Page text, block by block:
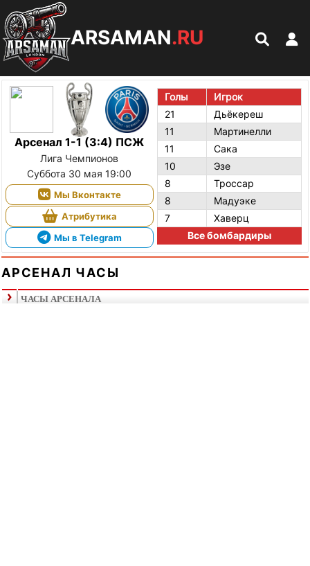
ARSAMAN.RU
Арсенал 1-1 (3:4) ПСЖ
Лига Чемпионов
Суббота 30 мая 19:00
Мы Вконтакте
Атрибутика
Мы в Telegram
Голы
Игрок
21
Дьёкереш
11
Мартинелли
11
Сака
10
Эзе
8
Троссар
8
Мадуэке
7
Хаверц
Все бомбардиры
АРСЕНАЛ ЧАСЫ
ЧАСЫ АРСЕНАЛА